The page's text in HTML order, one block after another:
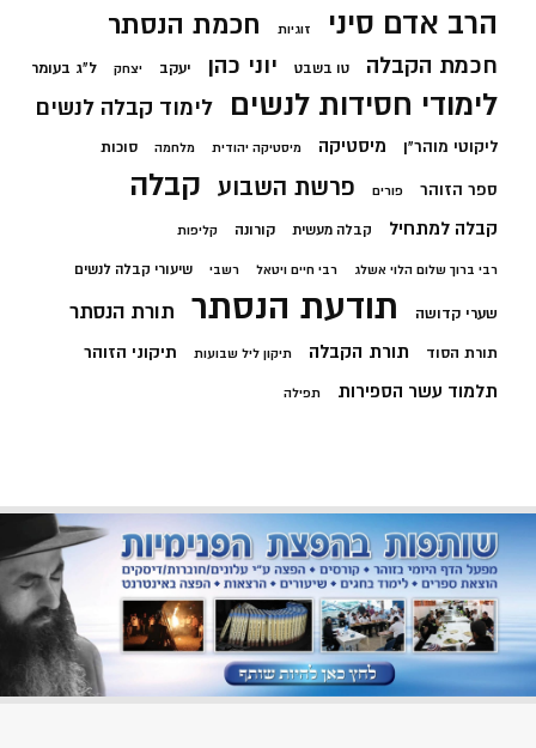
הרב אדם סיני זוגיות חכמת הנסתר
חכמת הקבלה טו בשבט יוני כהן יעקב יצחק ל"ג בעומר
לימודי חסידות לנשים לימוד קבלה לנשים
ליקוטי מוהר"ן מיסטיקה מיסטיקה יהודית מלחמה סוכות
ספר הזוהר פורים פרשת השבוע קבלה
קבלה למתחיל קבלה מעשית קורונה קליפות
רבי ברוך שלום הלוי אשלג רבי חיים ויטאל רשבי שיעורי קבלה לנשים
שערי קדושה תודעת הנסתר תורת הנסתר
תורת הסוד תורת הקבלה תיקון ליל שבועות תיקוני הזוהר
תלמוד עשר הספירות תפילה